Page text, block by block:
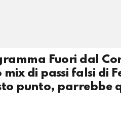
Fuori dal
di passi falsi di
punto, parrebbe